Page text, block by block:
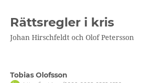
Rättsregler i kris
Johan Hirschfeldt och Olof Petersson
Tobias Olofsson